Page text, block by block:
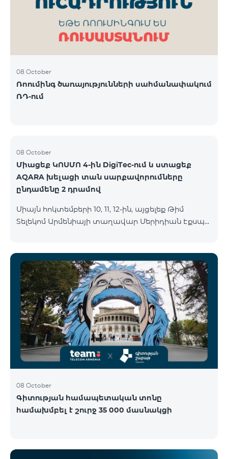
08 October
Ռոումինգ ծառայությունների սահմանափակում
ՌԴ-ում
08 October
Միացեք ԿՈՍՄՈ 4-ին DigiTec-ում և ստացեք
AQARA խելացի տան սարքավորումները
ընդամենը 2 դրամով
Միայն հոկտեմբերի 10, 11, 12-ին, այցելեք Թիմ
Տելեկոմ Արմենիայի տաղավար Մերիդիան Էքսպո
փաթեթներից որևէ մեկին 12 ամիս
բաժանորդագրությամբ և ստացեք
հնարավորություն ձեռք բերել AQARA Խելացի Տան
համակարգերը ընդամենը 2 դրամով․ AQARA
Խելացի Տեսախցիկ E1 (Smart Camera E1) AQARA
Ղեկավարման Սարք M100 (Hub M100) Միանալու
համար պարզապես պետք է անձնագրով
մոտենալ տաղավար։ Առաջարկը գործում է միայն
նոր միացող բաժանորդ
08 October
Գիտության համապետական տոնը
համախմբել է շուրջ 35 000 մասնակցի